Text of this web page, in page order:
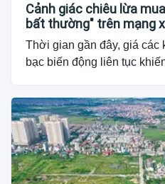
Cảnh giác chiêu lừa
bất thường" trên mạng
Thời gian gần đây, giá các
bạc biến động liên tục